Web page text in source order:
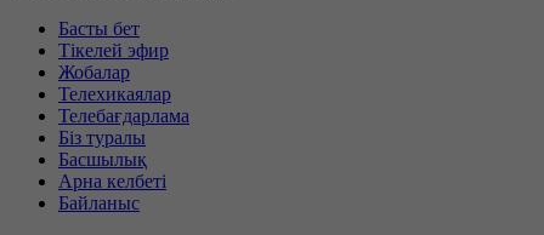
Басты бет
Тікелей эфир
Жобалар
Телехикаялар
Телебағдарлама
Біз туралы
Басшылық
Арна келбеті
Байланыс